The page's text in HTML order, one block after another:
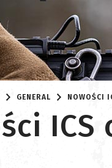
GENERAL NOWOŚCI
ICS